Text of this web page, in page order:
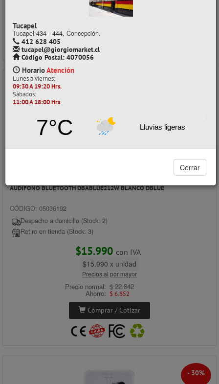
Tucapel
Tucapel 434 - 444, Concepción.
412 628 405
tucapel@giorgiomarket.cl
Código Postal: 4070056
HorarioAtención
Lunes a viernes:
09:30 A 19:20 Hrs.
Sábados:
11:00 A 18:00 Hrs
7°C Lluvias ligeras
Cerrar
Ahorro: $ 6.852
AUDIFONO BLUETOOTH DBABLUE212W BLANCO DBLUE
CÓDIGO: 05036192
Despacho a domicilio (Stock: 2)
Retiro en tienda (Stock: 3)
$15.990 con IVA
$15.990 x unidad
Precios al por mayor
Precio normal: $ 22.842
Ahorro: $ 6.852
Comprar / Cotizar
- 30%